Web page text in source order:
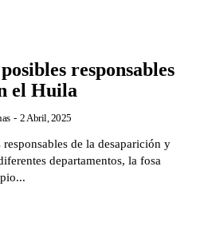
responsables
el Huila
- 2 Abril, 2025
de la desaparición y
departamentos, la fosa